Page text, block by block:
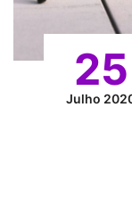
25
Julho